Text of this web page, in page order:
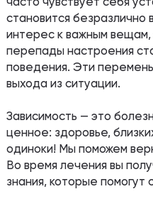
становится безразлично
интерес к важным вещам,
перепады настроения
поведения. Эти
выхода из ситуации.
Зависимость — это
ценное: здоровье,
одиноки! Мы поможем
Во время лечения вы
знания, которые помогут